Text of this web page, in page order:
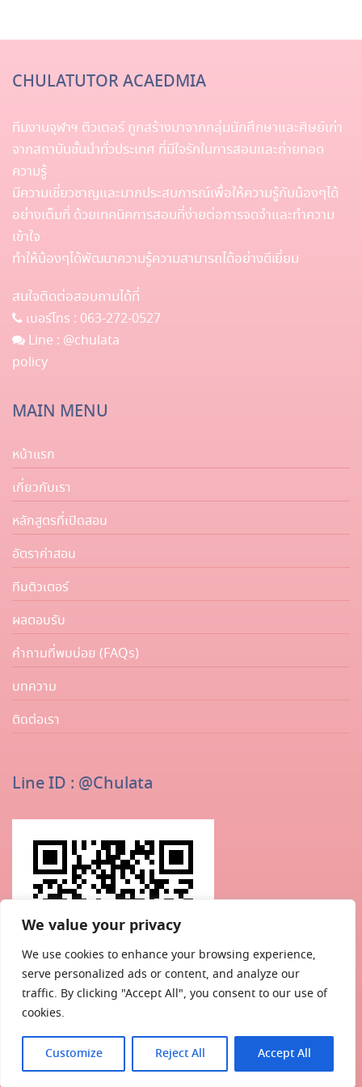
We value your privacy
We use cookies to enhance your browsing experience,
serve personalized ads or content, and analyze our
traffic. By clicking "Accept All", you consent to our use of
cookies.
Customize Reject All Accept All
CHULATUTOR ACAEDMIA
ทีมงานจุฬาฯ ติวเตอร์ ถูกสร้างมาจากกลุ่มนักศึกษาและศิษย์เก่า
จากสถาบันชั้นนำทั่วประเทศ ที่มีใจรักในการสอนและถ่ายทอด
ความรู้
มีความเชี่ยวชาญและมากประสบการณ์เพื่อให้ความรู้กับน้องๆได้
อย่างเต็มที่ ด้วยเทคนิคการสอนที่ง่ายต่อการจดจำและทำความ
เข้าใจ
ทำให้น้องๆได้พัฒนาความรู้ความสามารถได้อย่างดีเยี่ยม
สนใจติดต่อสอบถามได้ที่
เบอร์โทร : 063-272-0527
Line : @chulata
policy
MAIN MENU
หน้าแรก
เกี่ยวกับเรา
หลักสูตรที่เปิดสอน
อัตราค่าสอน
ทีมติวเตอร์
ผลตอบรับ
คำถามที่พบบ่อย (FAQs)
บทความ
ติดต่อเรา
Line ID : @chulata
©Copyright . Chulatutor Academia – All Rights Reserved.